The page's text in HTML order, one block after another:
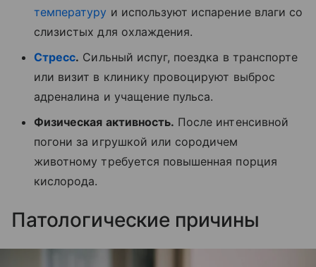
температуру и используют испарение влаги со
слизистых для охлаждения.
Стресс. Сильный испуг, поездка в транспорте
или визит в клинику провоцируют выброс
адреналина и учащение пульса.
Физическая активность. После интенсивной
погони за игрушкой или сородичем
животному требуется повышенная порция
кислорода.
Патологические причины